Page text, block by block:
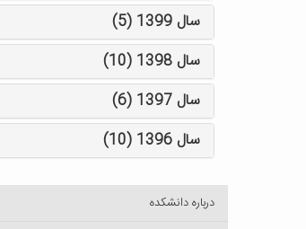
سال 1399 (5)
سال 1398 (10)
سال 1397 (6)
سال 1396 (10)
درباره دانشکده